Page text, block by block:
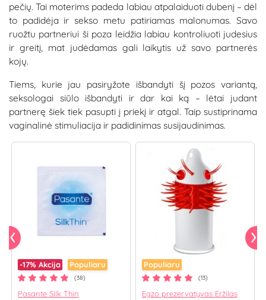
pečių. Tai moterims padeda labiau atpalaiduoti dubenį – dėl
to padidėja ir sekso metu patiriamas malonumas. Savo
ruožtu partneriui ši poza leidžia labiau kontroliuoti judesius
ir greitį, mat judėdamas gali laikytis už savo partnerės
kojų.
Tiems, kurie jau pasiryžote išbandyti šį pozos variantą,
seksologai siūlo išbandyti ir dar kai ką – lėtai judant
partnerę šiek tiek pasupti į priekį ir atgal. Taip sustiprinama
vaginalinė stimuliacija ir padidinimas susijaudinimas.
-17% Akcija Populiaru
(38)
Pasante Silk Thin
Populiaru
(13)
Egzo prezervatyvas Eržilas